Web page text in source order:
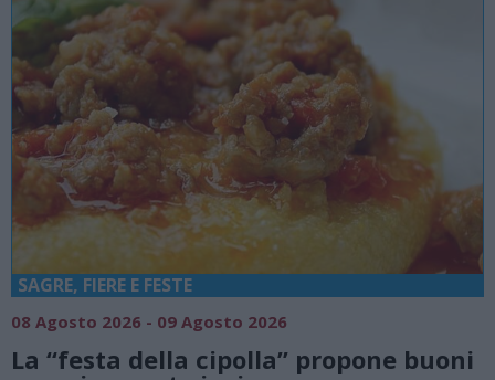
SAGRE, FIERE E FESTE
08 Agosto 2026 - 09 Agosto 2026
La “festa della cipolla” propone buoni